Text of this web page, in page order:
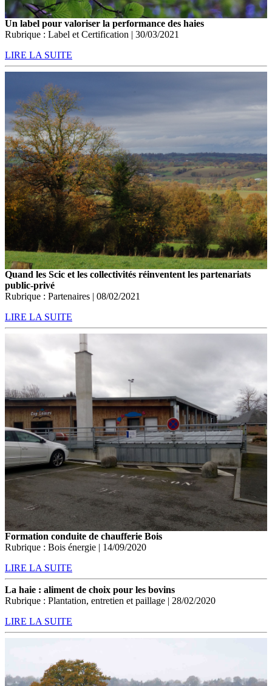
Un label pour valoriser la performance des haies
Rubrique : Label et Certification | 30/03/2021
LIRE LA SUITE
Quand les Scic et les collectivités réinventent les partenariats
public-privé
Rubrique : Partenaires | 08/02/2021
LIRE LA SUITE
Formation conduite de chaufferie Bois
Rubrique : Bois énergie | 14/09/2020
LIRE LA SUITE
La haie : aliment de choix pour les bovins
Rubrique : Plantation, entretien et paillage | 28/02/2020
LIRE LA SUITE